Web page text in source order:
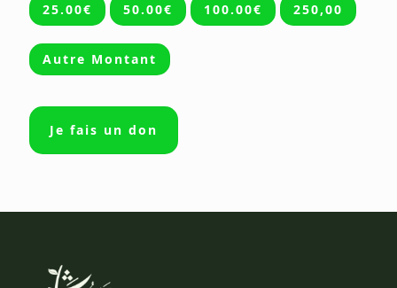
25.00€ 50.00€ 100.00€ 250,00
Autre Montant
Je fais un don